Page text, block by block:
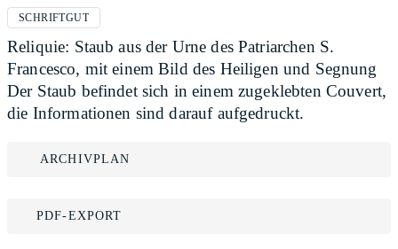
SCHRIFTGUT
Reliquie: Staub aus der Urne des Patriarchen S.
Francesco, mit einem Bild des Heiligen und Segnung
Der Staub befindet sich in einem zugeklebten Couvert,
die Informationen sind darauf aufgedruckt.
ARCHIVPLAN
PDF-EXPORT